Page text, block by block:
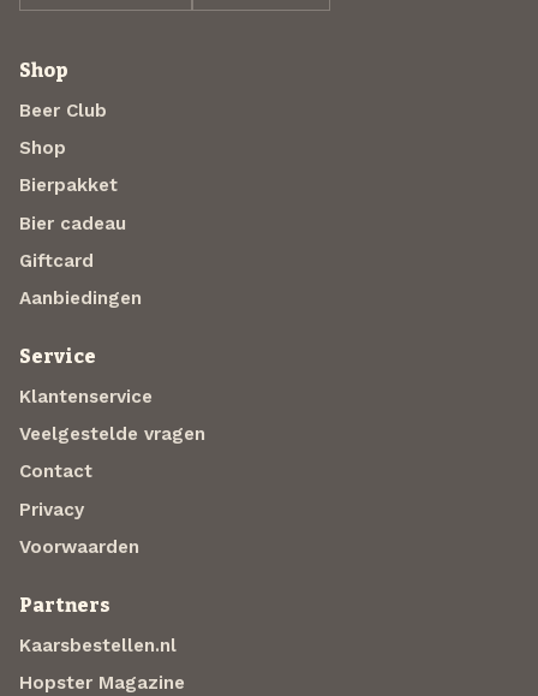
Shop
Beer Club
Shop
Bierpakket
Bier cadeau
Giftcard
Aanbiedingen
Service
Klantenservice
Veelgestelde vragen
Contact
Privacy
Voorwaarden
Partners
Kaarsbestellen.nl
Hopster Magazine